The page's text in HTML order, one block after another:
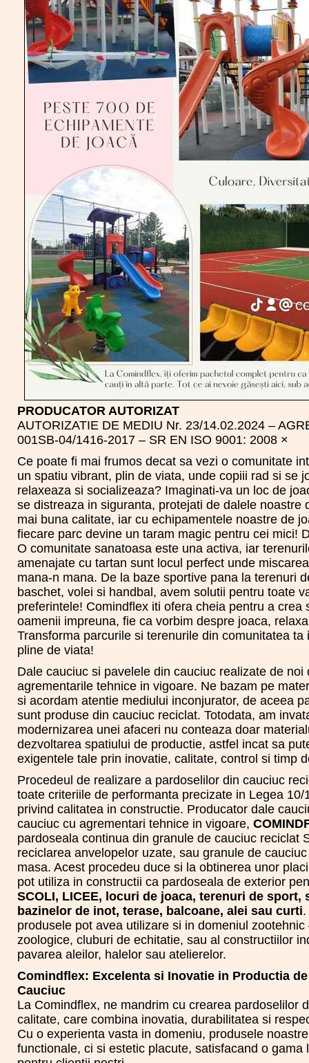
PRODUCATOR AUTORIZAT
AUTORIZATIE DE MEDIU Nr. 23/14.02.2024 –
001SB-04/1416-2017 – SR EN ISO 9001: 2008 ×
Ce poate fi mai frumos decat sa vezi o comunitate
un spatiu vibrant, plin de viata, unde copiii rad si se
relaxeaza si socializeaza? Imaginati-va un loc de
se distreaza in siguranta, protejati de dalele noastre
mai buna calitate, iar cu echipamentele noastre de
fiecare parc devine un taram magic pentru cei mici!
O comunitate sanatoasa este una activa, iar
amenajate cu tartan sunt locul perfect unde
mana-n mana. De la baze sportive pana la terenuri
baschet, volei si handbal, avem solutii pentru toate
preferintele! Comindflex iti ofera cheia pentru a crea
oamenii impreuna, fie ca vorbim despre joaca,
Transforma parcurile si terenurile din comunitatea ta
pline de viata!
Dale cauciuc si pavelele din cauciuc realizate de noi
agrementarile tehnice in vigoare. Ne bazam pe
si acordam atentie mediului inconjurator, de aceea
sunt produse din cauciuc reciclat. Totodata, am
modernizarea unei afaceri nu conteaza doar
dezvoltarea spatiului de productie, astfel incat sa
exigentele tale prin inovatie, calitate, control si timp
Procedeul de realizare a pardoselilor din cauciuc
toate criteriile de performanta precizate in Legea 10/
privind calitatea in constructie. Producator dale
cauciuc cu agrementari tehnice in vigoare,
pardoseala continua din granule de cauciuc reciclat
reciclarea anvelopelor uzate, sau granule de
masa. Acest procedeu duce si la obtinerea unor
pot utiliza in constructii ca pardoseala de exterior
SCOLI, LICEE, locuri de joaca, terenuri de sport,
bazinelor de inot, terase, balcoane, alei sau curti
produsele pot avea utilizare si in domeniul
zoologice, cluburi de echitatie, sau al constructiilor
pavarea aleilor, halelor sau atelierelor.
Comindflex: Excelenta si Inovatie in Productia
Cauciuc
La Comindflex, ne mandrim cu crearea pardoselilor
calitate, care combina inovatia, durabilitatea si
Cu o experienta vasta in domeniu, produsele
functionale, ci si estetic placute, satisfacand o gama